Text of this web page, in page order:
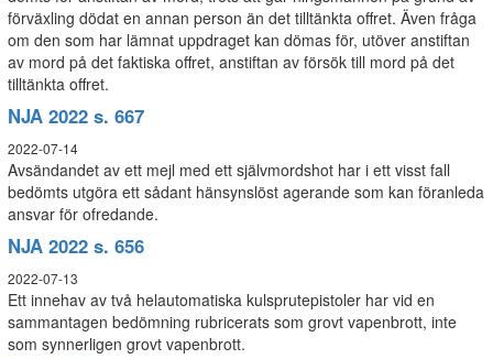
förväxling dödat en annan person än det tilltänkta offret. Även fråga
om den som har lämnat uppdraget kan dömas för, utöver anstiftan
av mord på det faktiska offret, anstiftan av försök till mord på det
tilltänkta offret.
NJA 2022 s. 667
2022-07-14
Avsändandet av ett mejl med ett självmordshot har i ett visst fall
bedömts utgöra ett sådant hänsynslöst agerande som kan föranleda
ansvar för ofredande.
NJA 2022 s. 656
2022-07-13
Ett innehav av två helautomatiska kulsprutepistoler har vid en
sammantagen bedömning rubricerats som grovt vapenbrott, inte
som synnerligen grovt vapenbrott.